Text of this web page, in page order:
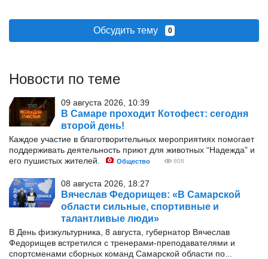
Обсудить тему 0
Новости по теме
09 августа 2026, 10:39
В Самаре проходит Котофест: сегодня
второй день!
Каждое участие в благотворительных мероприятиях помогает
поддерживать деятельность приют для животных “Надежда” и
его пушистых жителей.
Общество 808
08 августа 2026, 18:27
Вячеслав Федорищев: «В Самарской
области сильные, спортивные и
талантливые люди»
В День физкультурника, 8 августа, губернатор Вячеслав
Федорищев встретился с тренерами-преподавателями и
спортсменами сборных команд Самарской области по...